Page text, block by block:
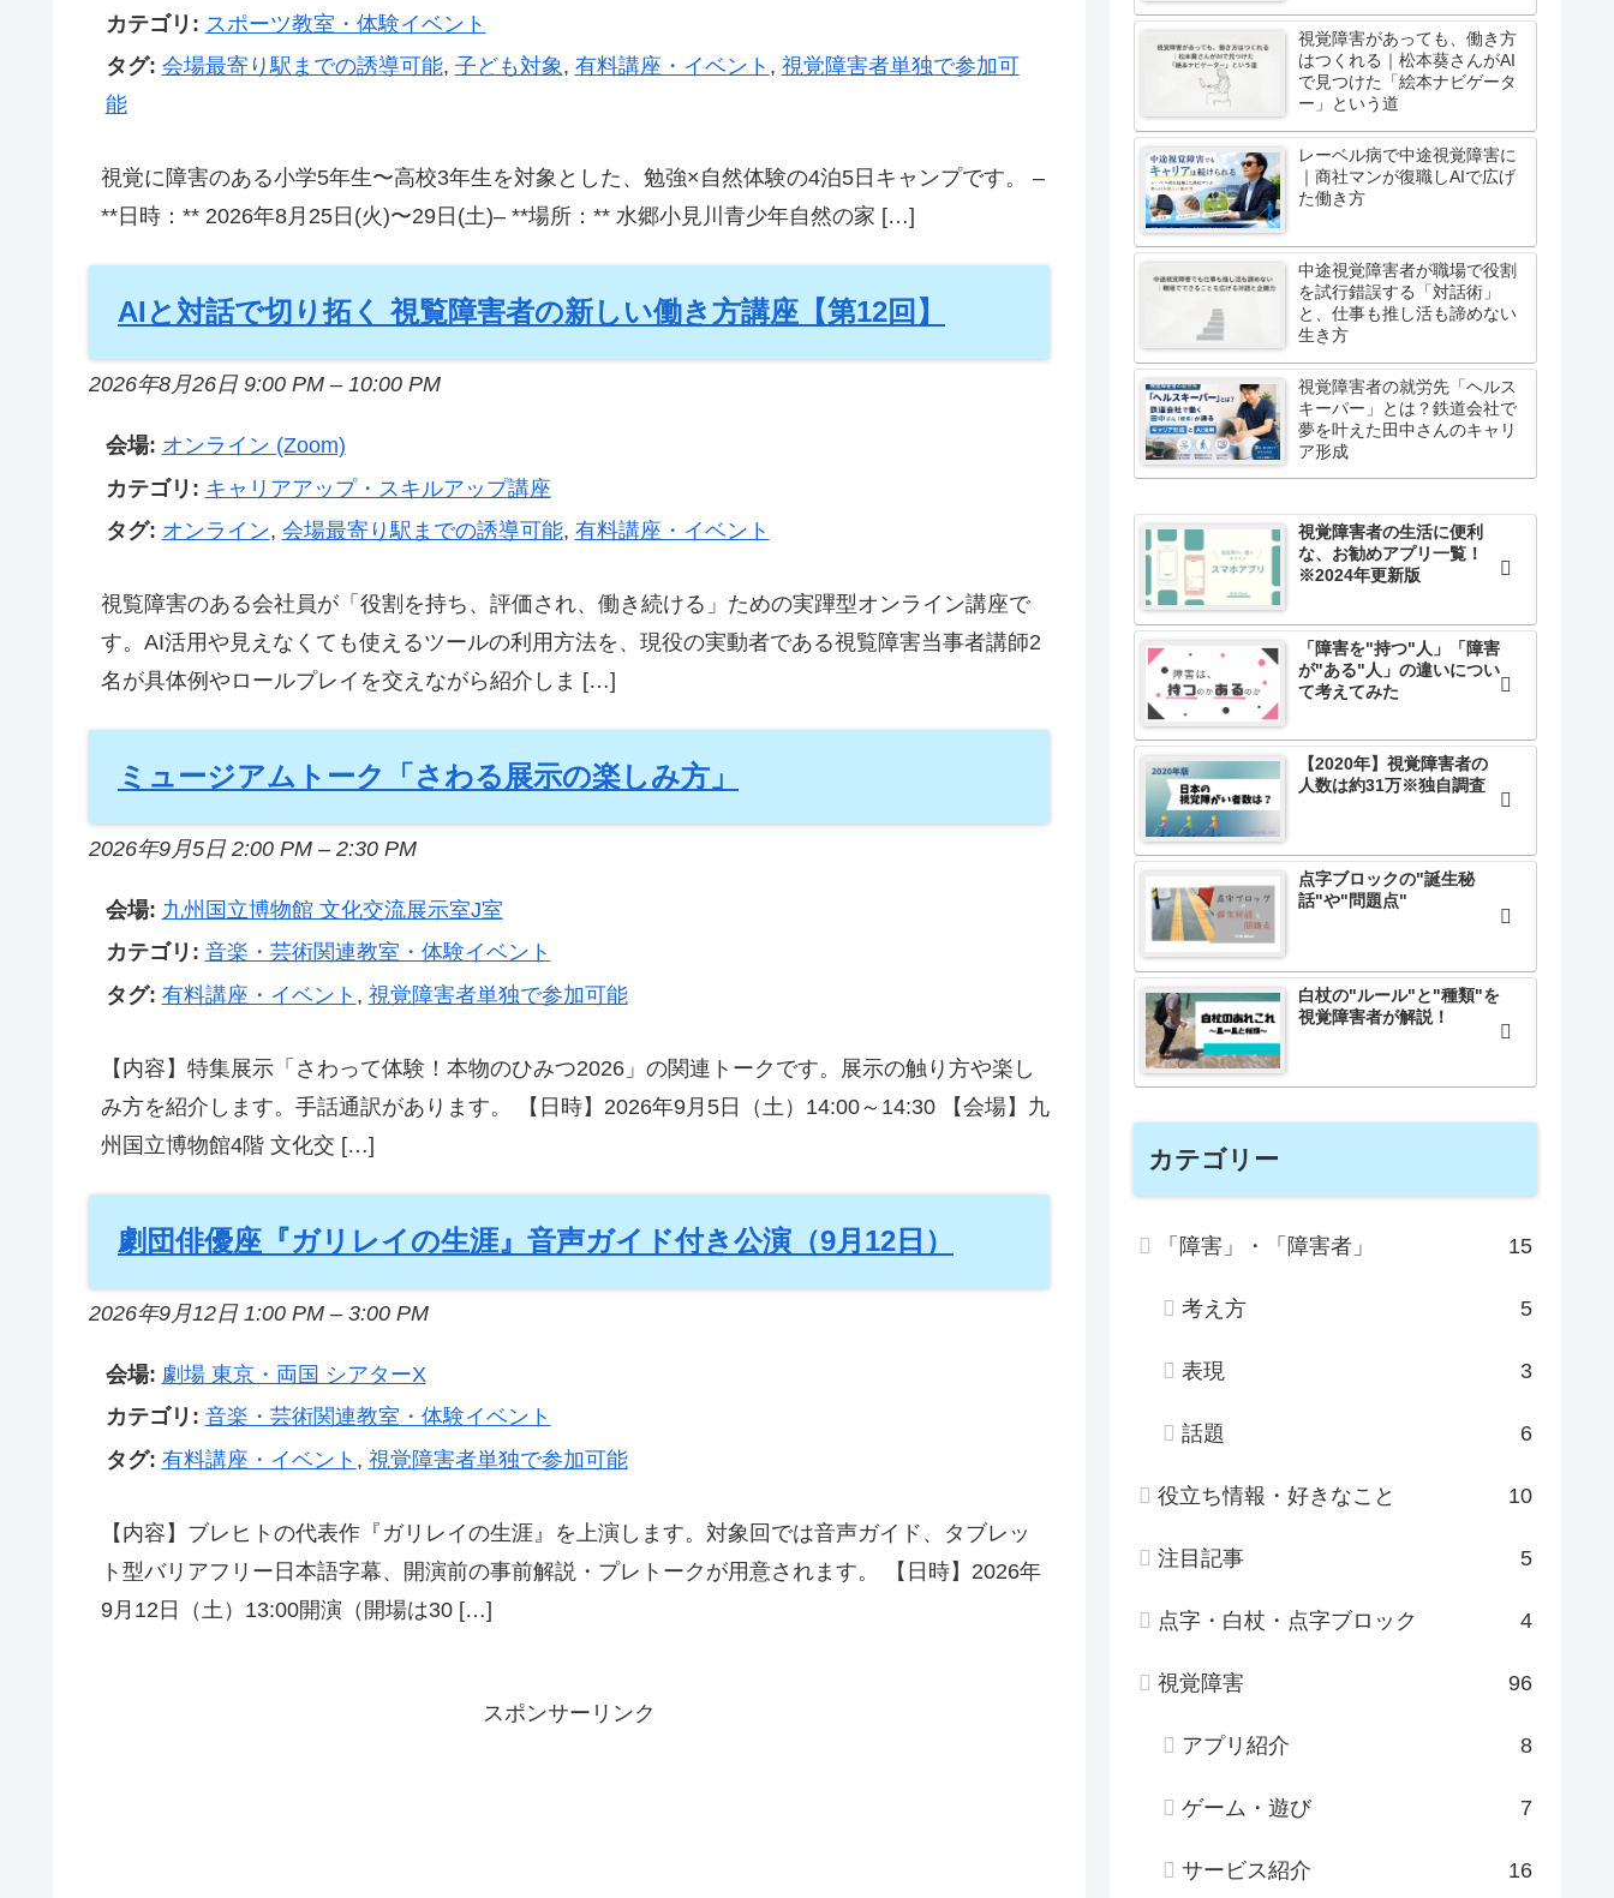
カテゴリ: スポーツ教室・体験イベント
タグ: 会場最寄り駅までの誘導可能, 子ども対象, 有料講座・イベント , 視覚障害者単独で参加可
能
視覚に障害のある小学5年生〜高校3年生を対象とした、勉強×自然体験の4泊5日キャンプです。 –
**日時：** 2026年8月25日(火)〜29日(土)– **場所：** 水郷小見川青少年自然の家 […]
AIと対話で切り拓く 視覧障害者の新しい働き方講座【第12回】
2026年8月26日 9:00 PM – 10:00 PM
会場: オンライン (Zoom)
カテゴリ: キャリアアップ・スキルアップ講座
タグ: オンライン, 会場最寄り駅までの誘導可能, 有料講座・イベント
視覧障害のある会社員が「役割を持ち、評価され、働き続ける」ための実蹕型オンライン講座で
す。AI活用や見えなくても使えるツールの利用方法を、現役の実動者である視覧障害当事者講師2
名が具体例やロールプレイを交えながら紹介しま […]
ミュージアムトーク「さわる展示の楽しみ方」
2026年9月5日 2:00 PM – 2:30 PM
会場: 九州国立博物館 文化交流展示室J室
カテゴリ: 音楽・芸術関連教室・体験イベント
タグ: 有料講座・イベント , 視覚障害者単独で参加可能
【内容】特集展示「さわって体験！本物のひみつ2026」の関連トークです。展示の触り方や楽し
み方を紹介します。手話通訳があります。 【日時】2026年9月5日（土）14:00～14:30 【会場】九
州国立博物館4階 文化交 […]
劇団俳優座『ガリレイの生涯』音声ガイド付き公演（9月12日）
2026年9月12日 1:00 PM – 3:00 PM
会場: 劇場 東京・両国 シアターΧ
カテゴリ: 音楽・芸術関連教室・体験イベント
タグ: 有料講座・イベント , 視覚障害者単独で参加可能
【内容】ブレヒトの代表作『ガリレイの生涯』を上演します。対象回では音声ガイド、タブレッ
ト型バリアフリー日本語字幕、開演前の事前解説・プレトークが用意されます。 【日時】2026年
9月12日（土）13:00開演（開場は30 […]
スポンサーリンク
視覚障害があっても、働き方
はつくれる｜松本葵さんがAI
で見つけた「絵本ナビゲータ
ー」という道
レーベル病で中途視覚障害に
｜商社マンが復職しAIで広げ
た働き方
中途視覚障害者が職場で役割
を試行錯誤する「対話術」
と、仕事も推し活も諦めない
生き方
視覚障害者の就労先「ヘルス
キーパー」とは？鉄道会社で
夢を叶えた田中さんのキャリ
ア形成
視覚障害者の生活に便利
な、お勧めアプリ一覧！
※2024年更新版
「障害を"持つ"人」「障害
が"ある"人」の違いについ
て考えてみた
【2020年】視覚障害者の
人数は約31万※独自調査
点字ブロックの"誕生秘
話"や"問題点"
白杖の"ルール"と"種類"を
視覚障害者が解説！
カテゴリー
「障害」・「障害者」 15
考え方 5
表現 3
話題 6
役立ち情報・好きなこと 10
注目記事 5
点字・白杖・点字ブロック 4
視覚障害 96
アプリ紹介 8
ゲーム・遊び 7
サービス紹介 16